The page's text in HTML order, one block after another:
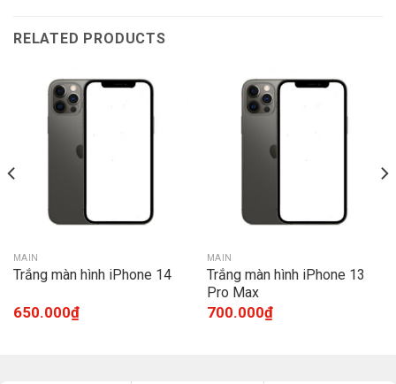
RELATED PRODUCTS
MAIN
Trắng màn hình iPhone 14
650.000₫
MAIN
Trắng màn hình iPhone 13
Pro Max
700.000₫